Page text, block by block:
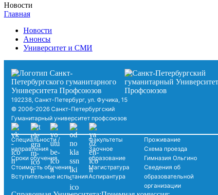
Новости
Главная
Новости
Анонсы
Университет и СМИ
192238, Санкт-Петербург, ул. Фучика, 15
© 2006–2026 Санкт-Петербургский
Гуманитарный университет профсоюзов
Специальности /
направления
Сроки обучения
Стоимость обучения
Вступительные испытания
Факультеты
Заочное
образование
Магистратура
Аспирантура
Проживание
Схема проезда
Гимназия Ольгино
Сведения об
образовательной
организации